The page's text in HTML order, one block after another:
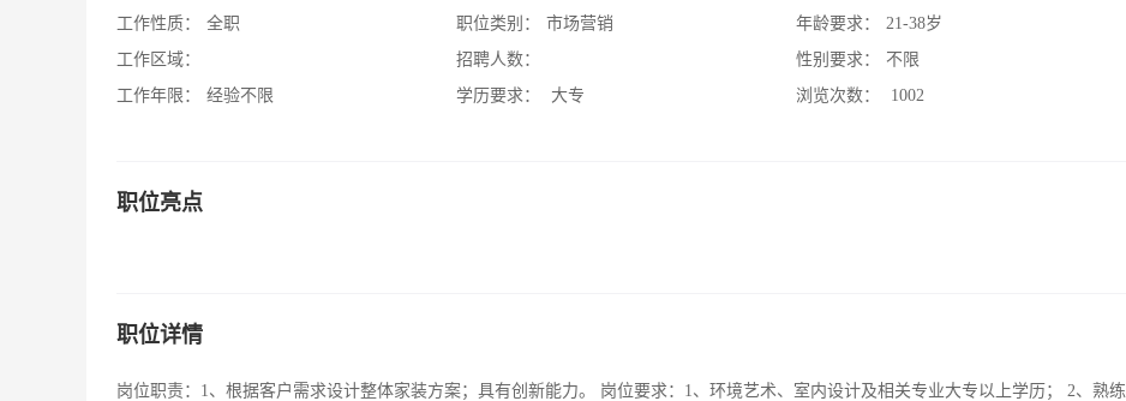
工作性质：
全职
工作区域：
工作年限：
经验不限
职位类别：
市场营销
招聘人数：
学历要求：
大专
年龄要求：
21-38岁
性别要求：
不限
浏览次数：
1002
职位亮点
职位详情
岗位职责：1、根据客户需求设计整体家装方案；具有创新能力。 岗位要求：1、环境艺术、室内设计及相关专业大专以上学历； 2、熟练